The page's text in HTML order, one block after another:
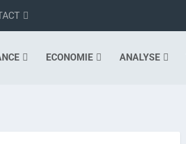
ECONOMIE ANALYSE